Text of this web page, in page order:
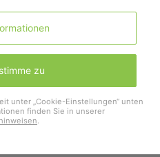
Erhöhung
=
5.- €
=
10.- €
zu
unter „Cookie-Einstellungen“ unten
finden Sie in unserer
.